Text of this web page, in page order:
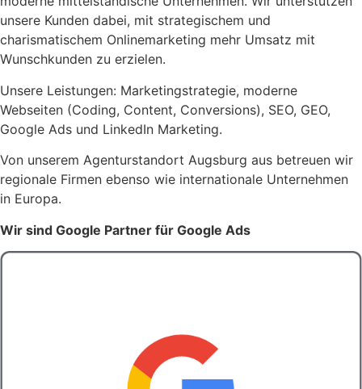
unsere Kunden dabei, mit strategischem und
charismatischem Onlinemarketing mehr Umsatz mit
Wunschkunden zu erzielen.
Unsere Leistungen: Marketingstrategie, moderne
Webseiten (Coding, Content, Conversions), SEO, GEO,
Google Ads und LinkedIn Marketing.
Von unserem Agenturstandort Augsburg aus betreuen wir
regionale Firmen ebenso wie internationale Unternehmen
in Europa.
Wir sind Google Partner für Google Ads